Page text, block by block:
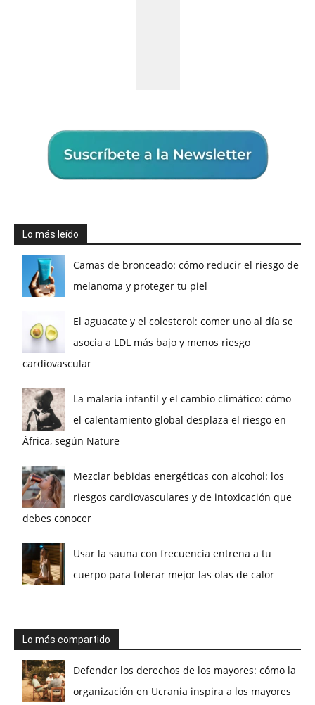
Lo más leído
Camas de bronceado: cómo reducir el riesgo de
melanoma y proteger tu piel
El aguacate y el colesterol: comer uno al día se
asocia a LDL más bajo y menos riesgo
cardiovascular
La malaria infantil y el cambio climático: cómo
el calentamiento global desplaza el riesgo en
África, según Nature
Mezclar bebidas energéticas con alcohol: los
riesgos cardiovasculares y de intoxicación que
debes conocer
Usar la sauna con frecuencia entrena a tu
cuerpo para tolerar mejor las olas de calor
Lo más compartido
Defender los derechos de los mayores: cómo la
organización en Ucrania inspira a los mayores